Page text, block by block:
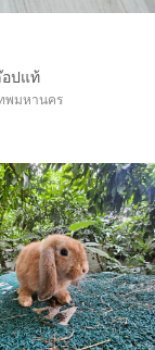
ปแท้
พมหานคร